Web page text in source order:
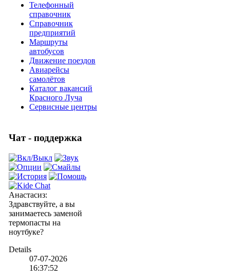
Телефонный
справочник
Справочник
предприятий
Маршруты
автобусов
Движение поездов
Авиарейсы
самолётов
Каталог вакансий
Красного Луча
Сервисные центры
Чат - поддержка
Анастасиз:
Здравствуйте, а вы
занимаетесь заменой
термопасты на
ноутбуке?
Details
07-07-2026
16:37:52